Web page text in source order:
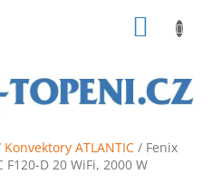
Konvektory ATLANTIC / Fenix
D 20 WiFi, 2000 W